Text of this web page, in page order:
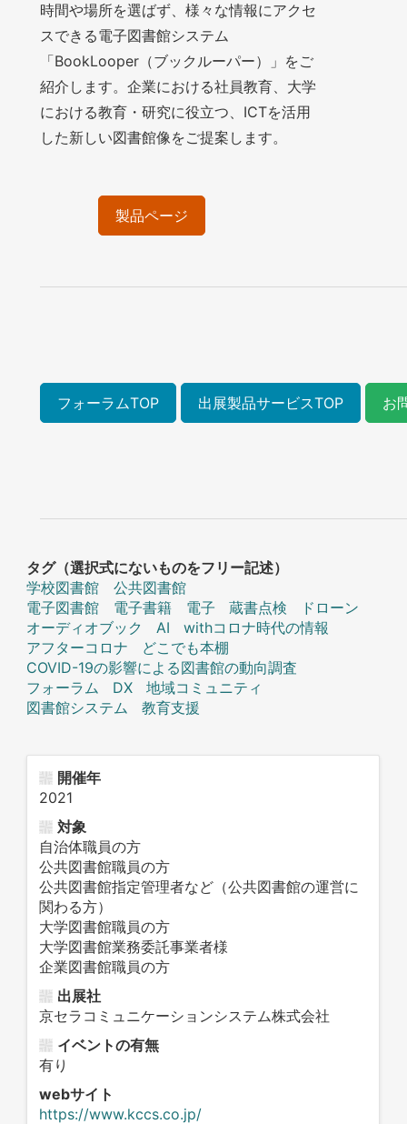
時間や場所を選ばず、様々な情報にアクセ
スできる電子図書館システム
「BookLooper（ブックルーパー）」をご
紹介します。企業における社員教育、大学
における教育・研究に役立つ、ICTを活用
した新しい図書館像をご提案します。
製品ページ
フォーラムTOP 出展製品サービスTOP お
タグ（選択式にないものをフリー記述）
学校図書館 公共図書館
電子図書館 電子書籍 電子
蔵書点検
ドローン
オーディオブック
AI
withコロナ時代の情報
アフターコロナ
どこでも本棚
COVID-19の影響による図書館の動向調査
フォーラム
DX
地域コミュニティ
図書館システム
教育支援
開催年
2021
対象
自治体職員の方
公共図書館職員の方
公共図書館指定管理者など（公共図書館の運営に
関わる方）
大学図書館職員の方
大学図書館業務委託事業者様
企業図書館職員の方
出展社
京セラコミュニケーションシステム株式会社
イベントの有無
有り
webサイト
https://www.kccs.co.jp/